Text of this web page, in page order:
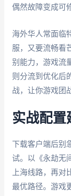
偶然故障变成可
海外华人常面临
服，又要流畅看
别能力，游戏流
则分流到优化后
战，让你游戏团
实战配置
下载客户端后别
试。以《永劫无
上海线路，再
最优路径。游戏